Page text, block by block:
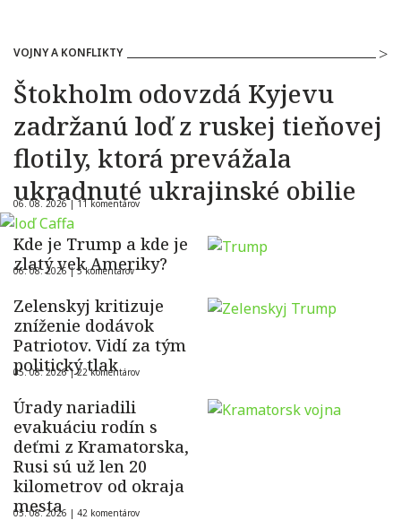
VOJNY A KONFLIKTY
Štokholm odovzdá Kyjevu
zadržanú loď z ruskej tieňovej
flotily, ktorá prevážala
ukradnuté ukrajinské obilie
06. 08. 2026 |11 komentárov
Kde je Trump a kde je
zlatý vek Ameriky?
06. 08. 2026 |5 komentárov
Zelenskyj kritizuje
zníženie dodávok
Patriotov. Vidí za tým
politický tlak
05. 08. 2026 |22 komentárov
Úrady nariadili
evakuáciu rodín s
deťmi z Kramatorska,
Rusi sú už len 20
kilometrov od okraja
mesta
05. 08. 2026 | 42 komentárov